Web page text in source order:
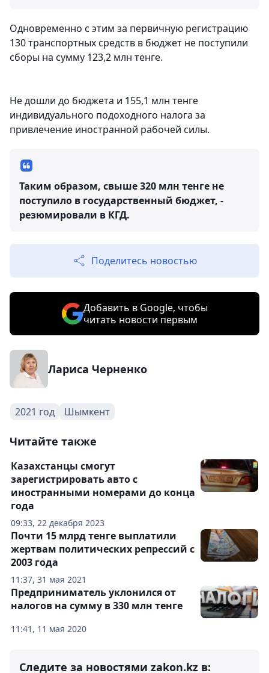
Одновременно с этим за первичную регистрацию
130 транспортных средств в бюджет не поступили
сборы на сумму 123,2 млн тенге.
Не дошли до бюджета и 155,1 млн тенге
индивидуального подоходного налога за
привлечение иностранной рабочей силы.
Таким образом, свыше 320 млн тенге не
поступило в государственный бюджет, -
резюмировали в КГД.
Поделитесь новостью
Добавить в Google, чтобы
читать новости первым
Лариса Черненко
2021 год Шымкент
Читайте также
09:33, 22 декабря 2023
Казахстанцы смогут
зарегистрировать авто с
иностранными номерами до конца
года
11:37, 31 мая 2021
Почти 15 млрд тенге выплатили
жертвам политических репрессий с
2003 года
11:41, 11 мая 2020
Предприниматель уклонился от
налогов на сумму в 330 млн тенге
Следите за новостями zakon.kz в: